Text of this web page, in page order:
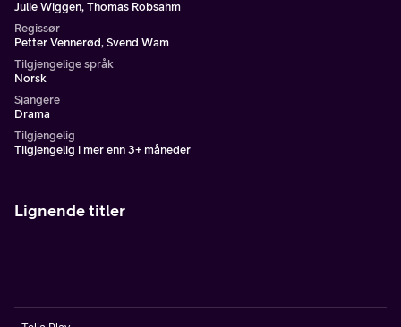
Julie Wiggen, Thomas Robsahm
Regissør
Petter Vennerød, Svend Wam
Tilgjengelige språk
Norsk
Sjangere
Drama
Tilgjengelig
Tilgjengelig i mer enn 3+ måneder
Lignende titler